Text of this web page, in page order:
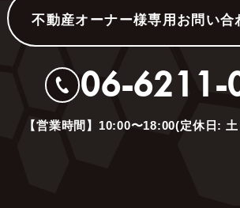
不動産オーナー様専用お問い合
06-6211-
【営業時間】10:00〜18:00(定休日: